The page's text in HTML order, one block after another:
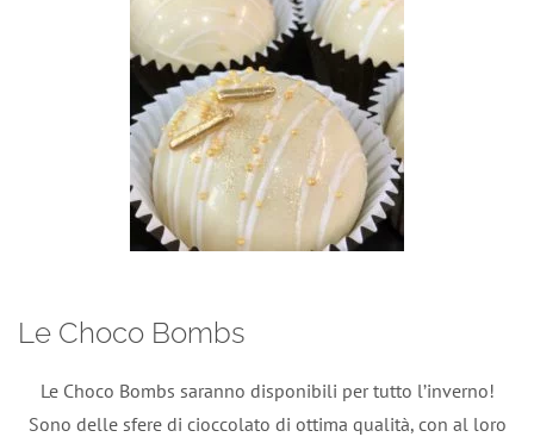
Le Choco Bombs
Le Choco Bombs saranno disponibili per tutto l’inverno!
Sono delle sfere di cioccolato di ottima qualità, con al loro